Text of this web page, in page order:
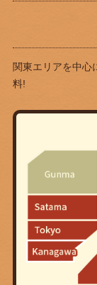
関東エリアを中心
料!